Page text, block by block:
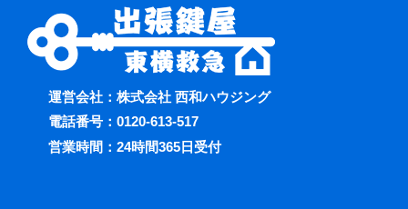
運営会社：株式会社 西和ハウジング
電話番号： 0120-613-517
営業時間：24時間365日受付